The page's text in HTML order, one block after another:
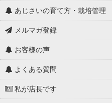
あじさいの育て方・栽培管理
メルマガ登録
お客様の声
よくある質問
私が店長です